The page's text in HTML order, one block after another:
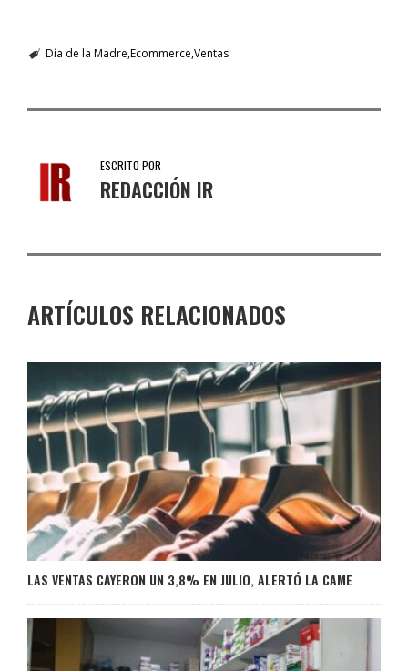
Día de la Madre Ecommerce Ventas
ESCRITO POR
REDACCIÓN IR
ARTÍCULOS RELACIONADOS
LAS VENTAS CAYERON UN 3,8% EN JULIO, ALERTÓ LA CAME